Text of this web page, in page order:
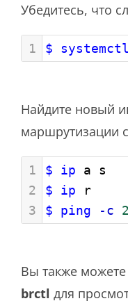
Убедитесь, что
1 $ systemctl
Найдите новый
маршрутизации
1 $ ip a s
2
$ ip r
3
$ ping -c 2
Вы также
brctl для